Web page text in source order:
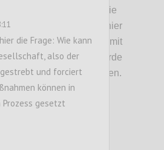
mit ihrer Stimme die
zu schaffen. Würde hier
verbunden mit
stattfinden, würde
schnell rebellieren.
die Frage: Wie kann
also der
und forciert
können in
gesetzt